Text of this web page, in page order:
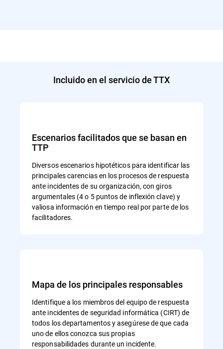
Incluido en el servicio de TTX
Escenarios facilitados que se basan en
TTP
Diversos escenarios hipotéticos para identificar las
principales carencias en los procesos de respuesta
ante incidentes de su organización, con giros
argumentales (4 o 5 puntos de inflexión clave) y
valiosa información en tiempo real por parte de los
facilitadores.
Mapa de los principales responsables
Identifique a los miembros del equipo de respuesta
ante incidentes de seguridad informática (CIRT) de
todos los departamentos y asegúrese de que cada
uno de ellos conozca sus propias
responsabilidades durante un incidente.